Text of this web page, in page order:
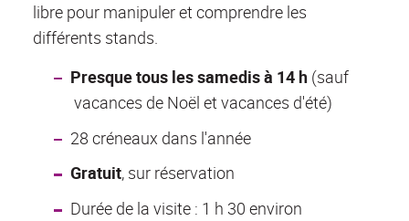
libre pour manipuler et comprendre les
différents stands.
Presque tous les samedis à 14 h (sauf
vacances de Noël et vacances d'été)
28 créneaux dans l'année
Gratuit, sur réservation
Durée de la visite : 1 h 30 environ